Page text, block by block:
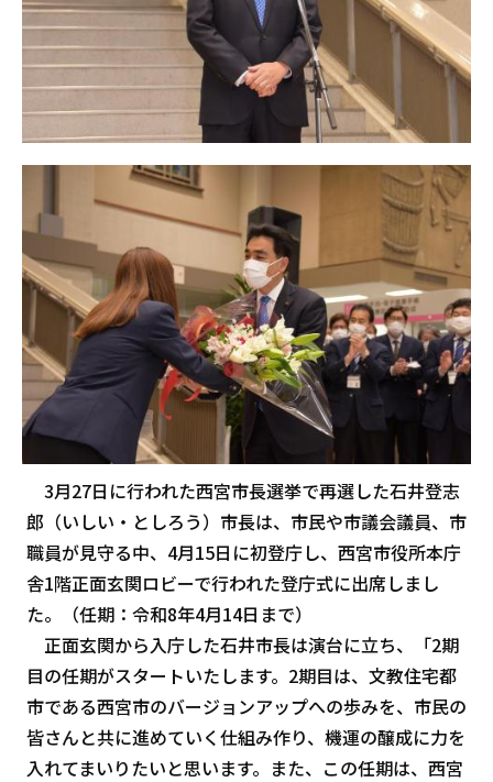
3月27日に行われた西宮市長選挙で再選した石井登志
郎（いしい・としろう）市長は、市民や市議会議員、市
職員が見守る中、4月15日に初登庁し、西宮市役所本庁
舎1階正面玄関ロビーで行われた登庁式に出席しまし
た。（任期：令和8年4月14日まで）
正面玄関から入庁した石井市長は演台に立ち、「2期
目の任期がスタートいたします。2期目は、文教住宅都
市である西宮市のバージョンアップへの歩みを、市民の
皆さんと共に進めていく仕組み作り、機運の醸成に力を
入れてまいりたいと思います。また、この任期は、西宮